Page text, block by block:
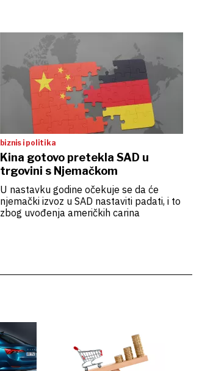
biznis i politika
Kina gotovo pretekla SAD u
trgovini s Njemačkom
U nastavku godine očekuje se da će
njemački izvoz u SAD nastaviti padati, i to
zbog uvođenja američkih carina